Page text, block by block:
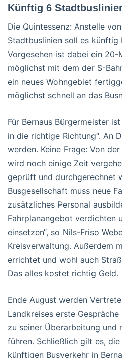
Künftig 6
Die Quintessenz: Anstelle
Stadtbuslinien soll es künftig
Vorgesehen ist dabei ein 20-
möglichst mit dem der S-
ein neues Wohngebiet
möglichst schnell an das
Für Bernaus Bürgermeister
in die richtige Richtung“. An
werden. Keine Frage: Von
wird noch einige Zeit
geprüft und durchgerechnet
Busgesellschaft muss neue
zusätzliches Personal
Fahrplanangebot verdichten
einsetzen“, so Nils-Friso
Kreisverwaltung. Außerdem
errichtet und wohl auch
Das alles kostet richtig Geld.
Ende August werden
Landkreises erste
zu seiner Überarbeitung und
führen. Schließlich gilt es,
künftigen Busverkehr in